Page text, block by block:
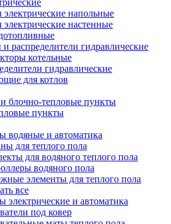
электрические напольные
настенные
распределители гидравлические
котельные
гидравлические
для котлов
блочно-тепловые пункты
пункты
водяные и автоматика
для теплого пола
для водяного теплого пола
водяного пола
элементы для теплого пола
все
электрические и автоматика
под ковер